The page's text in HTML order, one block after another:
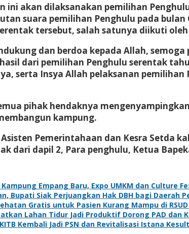
ini akan dilaksanakan pemilihan
suara pemilihan Penghulu pada
tersebut, salah satunya diikuti
dan berdoa kepada Allah,
dari pemilihan Penghulu serentak
serta Insya Allah pelaksanan
pihak hendaknya
kampung.
Pemerintahaan dan Kesra Setda
dari dapil 2, Para penghulu, Ketua
Empang Baru, Expo UMKM dan Culture
Bupati Siak Perjuangkan Hak DBH bagi Daerah
Gratis untuk Pasien Kurang Mampu di
Lahan Tidur Jadi Produktif Dorong PAD dan
Kembali Jadi PSN dan Revitalisasi Istana